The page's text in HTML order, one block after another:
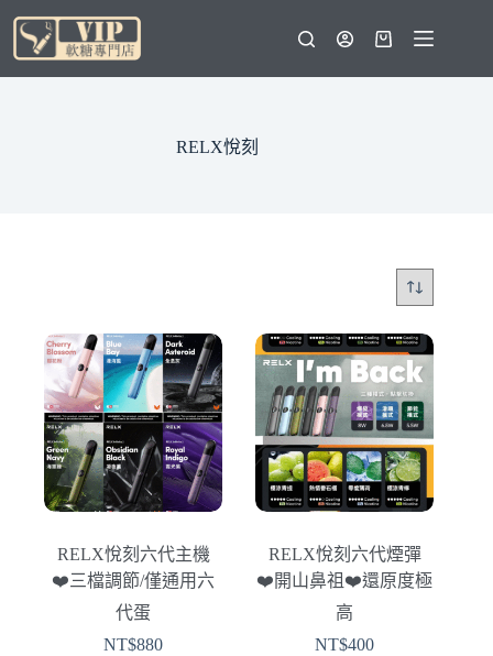
跳
購
物
RELX悅刻
RELX悅刻六代主機
❤️‍三檔調節/僅通用六
代蛋
NT$880
RELX悅刻六代煙彈
❤️‍開山鼻祖❤️‍還原度極
高
NT$400